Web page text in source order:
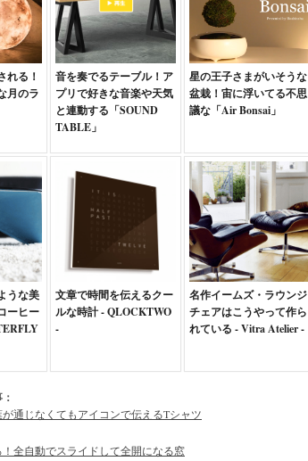
れる！
月のラ
音を奏でるテーブル！ア
プリで好きな音楽や天気
と連動する「SOUND
TABLE」
星の王子さまがいそうな
盆栽！宙に浮いてる不思
議な「Air Bonsai」
うな美
ーヒー
文章で時間を伝えるクー
ルな時計 - QLOCKTWO
-
名作イームズ・ラウンジ
チェアはこうやって作ら
れている - Vitra Atelier -
が通じなくてもアイコンで伝えるTシャツ
全自動でスライドして全開になる窓